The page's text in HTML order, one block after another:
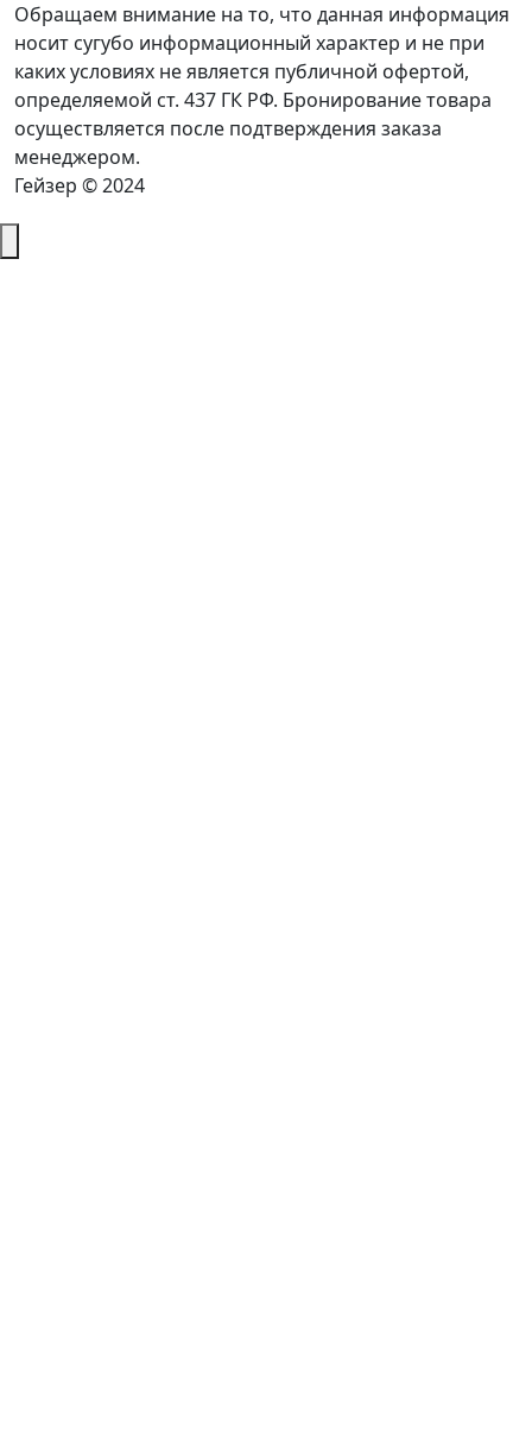
Обращаем внимание на то, что данная информация
носит сугубо информационный характер и не при
каких условиях не является публичной офертой,
определяемой ст. 437 ГК РФ. Бронирование товара
осуществляется после подтверждения заказа
менеджером.
Гейзер © 2024